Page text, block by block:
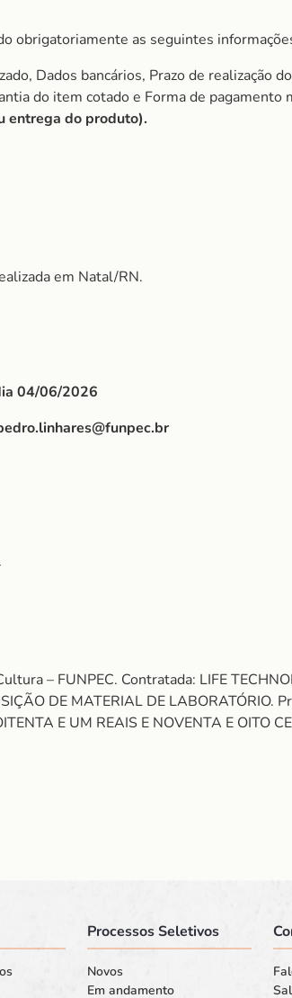
obrigatoriamente as seguintes
Dados bancários, Prazo de realização
do item cotado e Forma de pagamento
entrega do produto).
em Natal/RN.
04/06/2026
– FUNPEC. Contratada: LIFE
DE MATERIAL DE LABORATÓRIO.
E UM REAIS E NOVENTA E OITO
Processos Seletivos
Novos
Em andamento